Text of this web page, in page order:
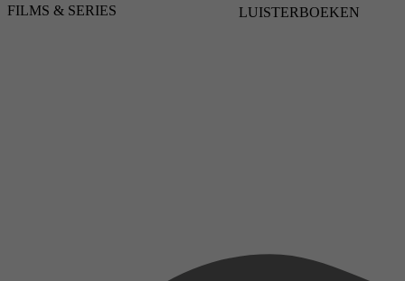
FILMS & SERIES LUISTERBOEKEN